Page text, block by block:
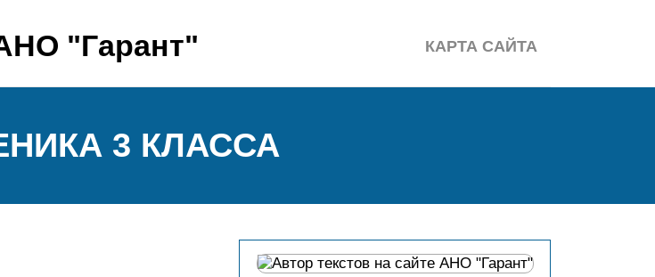
"Гарант" КАРТА САЙТА
3 КЛАССА